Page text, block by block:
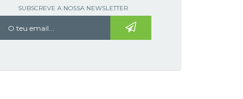
SUBSCREVE A NOSSA NEWSLETTER